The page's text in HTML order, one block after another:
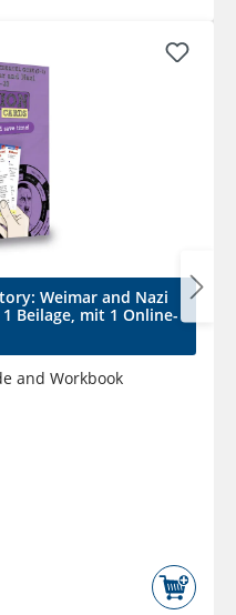
Weimar and Nazi
Beilage, mit 1 Online-
and Workbook